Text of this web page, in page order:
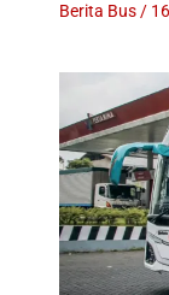
Berita Bus/